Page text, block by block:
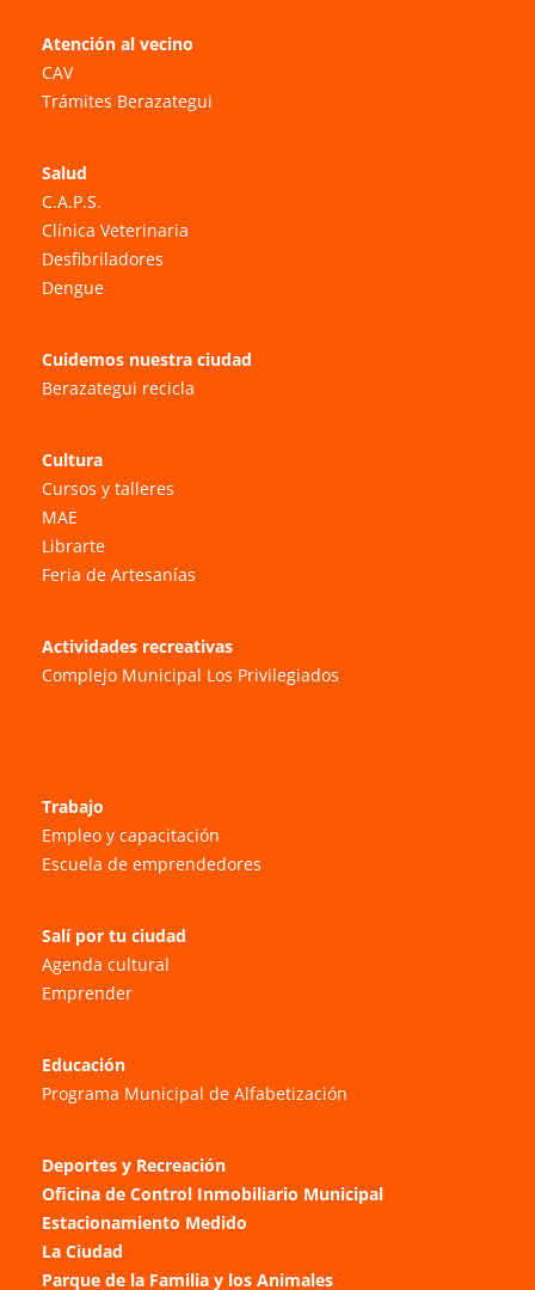
Atención al vecino
CAV
Trámites Berazategui
Salud
C.A.P.S.
Clínica Veterinaria
Desfibriladores
Dengue
Cuidemos nuestra ciudad
Berazategui recicla
Cultura
Cursos y talleres
MAE
Librarte
Feria de Artesanías
Actividades recreativas
Complejo Municipal Los Privilegiados
Trabajo
Empleo y capacitación
Escuela de emprendedores
Salí por tu ciudad
Agenda cultural
Emprender
Educación
Programa Municipal de Alfabetización
Deportes y Recreación
Oficina de Control Inmobiliario Municipal
Estacionamiento Medido
La Ciudad
Parque de la Familia y los Animales